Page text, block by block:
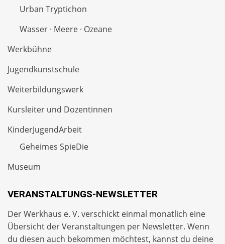
Urban Tryptichon
Wasser · Meere · Ozeane
Werkbühne
Jugendkunstschule
Weiterbildungswerk
Kursleiter und Dozentinnen
KinderJugendArbeit
Geheimes SpieDie
Museum
VERANSTALTUNGS-NEWSLETTER
Der Werkhaus e. V. verschickt einmal monatlich eine
Übersicht der Veranstaltungen per Newsletter. Wenn
du diesen auch bekommen möchtest, kannst du deine